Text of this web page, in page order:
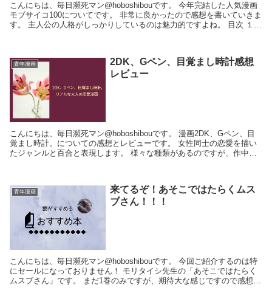
こんにちは、毎日瀕死マン@hoboshibouです。 今年完結した人気漫画
モブサイコ100についてです。 非常に良かったので感想を書いていきま
す。 主人公の人格がしっかりしているのは魅力的ですよね。 目次 １．
青年漫画
2DK、Gペン、目覚まし時計感想
レビュー
こんにちは、毎日瀕死マン@hoboshibouです。 漫画2DK、Gペン、目
覚まし時計。についての感想とレビューです。 女性同士の恋愛を描い
たジャンルと百合と表現します。 様々な種類があるのですが、作中に
青年漫画
来てるぞ！あそこではたらくムス
ブさん！！！
こんにちは、毎日瀕死マン@hoboshibouです。 今回ご紹介するのは特
にセールになっておりません！ モリタイシ先生の「あそこではたらく
ムスブさん」です。 まだ1巻のみですが、期待大な感じですので感想を